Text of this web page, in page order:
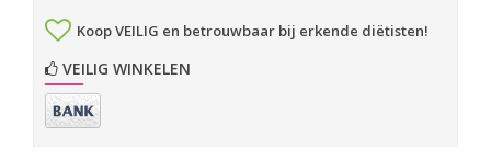
Koop VEILIG en betrouwbaar bij erkende diëtisten!
VEILIG WINKELEN